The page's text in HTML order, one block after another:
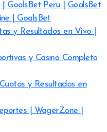
GoalsBet Peru | GoalsBet
| GoalsBet
y Resultados en Vivo |
y Casino Completo
y Resultados en
| WagerZone |